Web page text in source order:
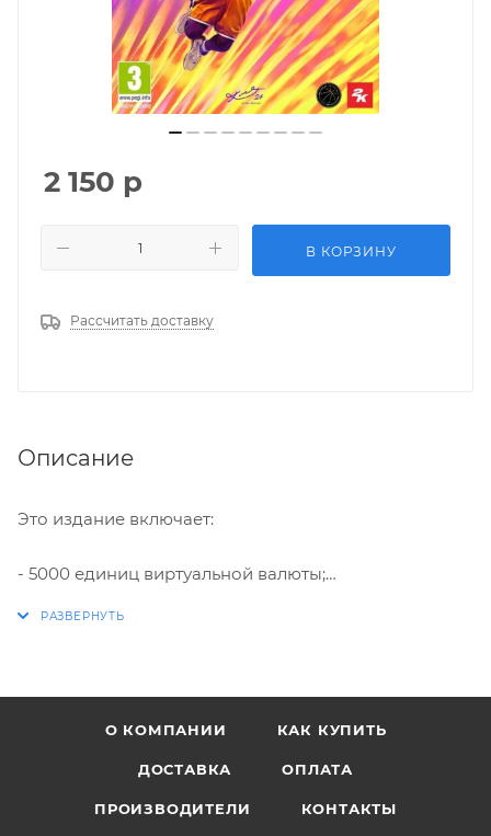
2 150 р
В КОРЗИНУ
Рассчитать доставку
Описание
Это издание включает:
- 5000 единиц виртуальной валюты;
- Коллекционную карточку Коби Брайанта с
рейтингом 95 MyTEAM.
Погрузитесь в увлекательный мир баскетбола с NBA
О КОМПАНИИ КАК КУПИТЬ
ДОСТАВКА ОПЛАТА
ПРОИЗВОДИТЕЛИ КОНТАКТЫ